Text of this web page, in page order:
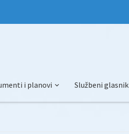
i planovi Službeni glasnik